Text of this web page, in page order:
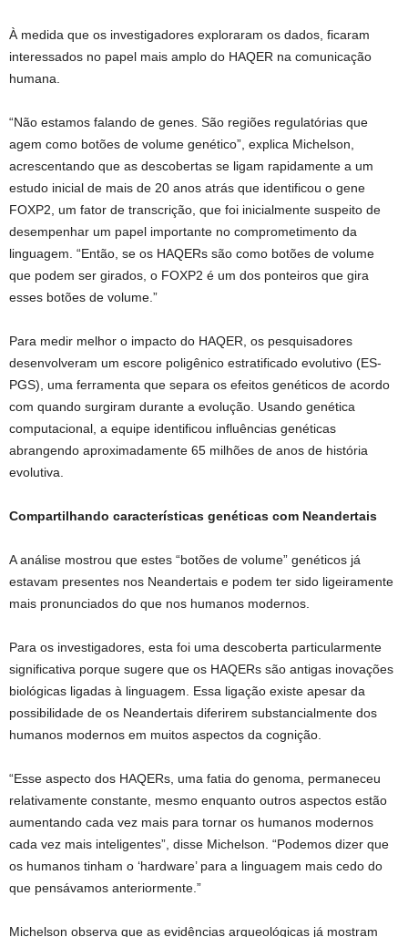
À medida que os investigadores exploraram os dados, ficaram
interessados ​​no papel mais amplo do HAQER na comunicação
humana.
“Não estamos falando de genes. São regiões regulatórias que
agem como botões de volume genético”, explica Michelson,
acrescentando que as descobertas se ligam rapidamente a um
estudo inicial de mais de 20 anos atrás que identificou o gene
FOXP2, um fator de transcrição, que foi inicialmente suspeito de
desempenhar um papel importante no comprometimento da
linguagem. “Então, se os HAQERs são como botões de volume
que podem ser girados, o FOXP2 é um dos ponteiros que gira
esses botões de volume.”
Para medir melhor o impacto do HAQER, os pesquisadores
desenvolveram um escore poligênico estratificado evolutivo (ES-
PGS), uma ferramenta que separa os efeitos genéticos de acordo
com quando surgiram durante a evolução. Usando genética
computacional, a equipe identificou influências genéticas
abrangendo aproximadamente 65 milhões de anos de história
evolutiva.
Compartilhando características genéticas com Neandertais
A análise mostrou que estes “botões de volume” genéticos já
estavam presentes nos Neandertais e podem ter sido ligeiramente
mais pronunciados do que nos humanos modernos.
Para os investigadores, esta foi uma descoberta particularmente
significativa porque sugere que os HAQERs são antigas inovações
biológicas ligadas à linguagem. Essa ligação existe apesar da
possibilidade de os Neandertais diferirem substancialmente dos
humanos modernos em muitos aspectos da cognição.
“Esse aspecto dos HAQERs, uma fatia do genoma, permaneceu
relativamente constante, mesmo enquanto outros aspectos estão
aumentando cada vez mais para tornar os humanos modernos
cada vez mais inteligentes”, disse Michelson. “Podemos dizer que
os humanos tinham o ‘hardware’ para a linguagem mais cedo do
que pensávamos anteriormente.”
Michelson observa que as evidências arqueológicas já mostram